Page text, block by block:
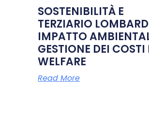
SOSTENIBILITÀ E
TERZIARIO
IMPATTO
GESTIONE DEI COSTI
WELFARE
Read More